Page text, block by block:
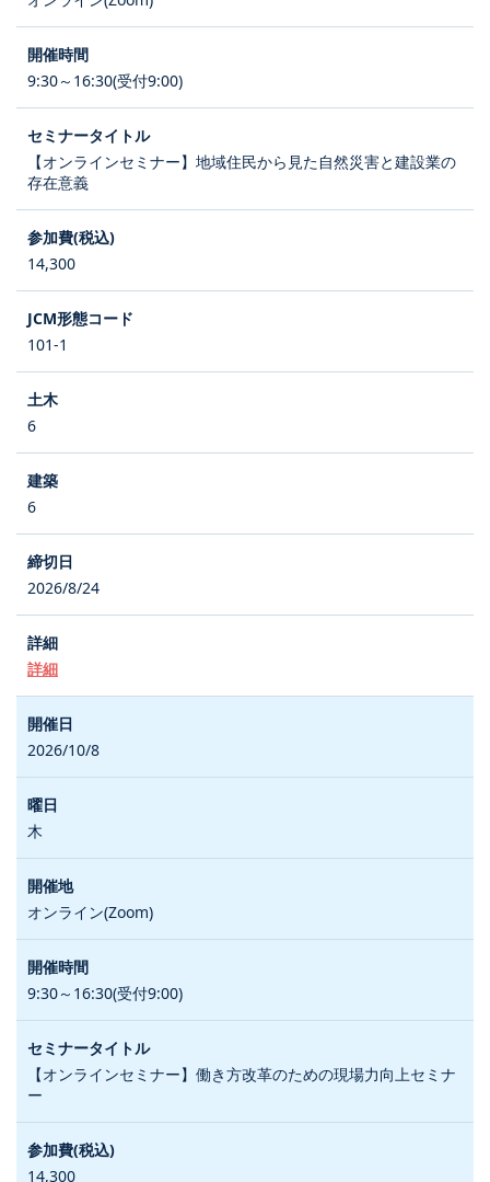
9:30～16:30(受付9:00)
【オンラインセミナー】地域住民から見た自然災害と建設業の
存在意義
14,300
101-1
6
6
2026/8/24
詳細
2026/10/8
木
オンライン(Zoom)
9:30～16:30(受付9:00)
【オンラインセミナー】働き方改革のための現場力向上セミナ
ー
14,300